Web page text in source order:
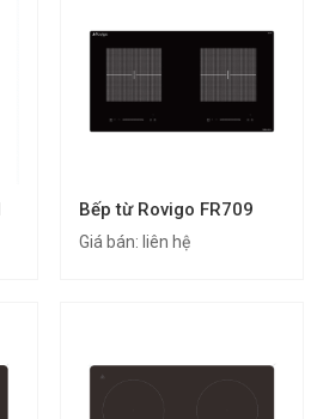
Bếp từ Rovigo FR709
Giá bán: liên hệ